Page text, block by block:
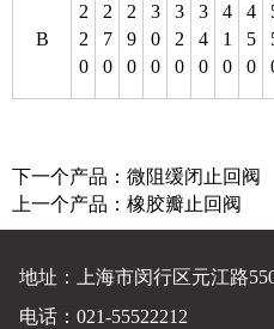
B
2
2
0
2
7
0
2
9
0
3
0
0
3
2
0
3
4
0
4
1
0
4
5
0
下一个产品： 微阻缓闭止回阀
上一个产品： 橡胶瓣止回阀
地址：上海市闵行区元江路
电话：021-55522212